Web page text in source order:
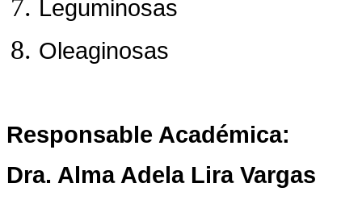
Leguminosas
Oleaginosas
Responsable Académica:
Dra. Alma Adela Lira Vargas